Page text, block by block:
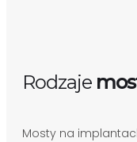
Rodzaje
Mosty na